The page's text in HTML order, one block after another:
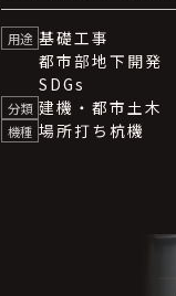
の駆動方式にターンテ
ことで機械全高1.8mに
掘削を可能にしました
トな機体設計により、
ど周辺への影響を最小
用途 基礎工事
都市部地下開発
SDGs
分類 建機・都市土木
機種 場所打ち杭機